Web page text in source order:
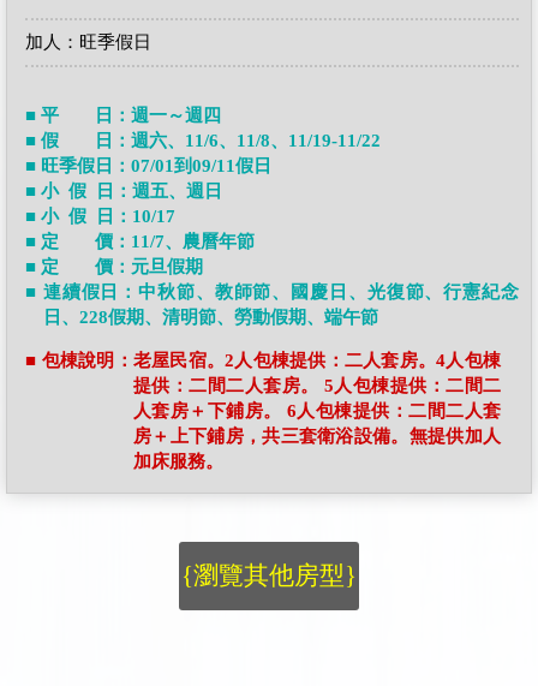
加人：旺季假日
■ 平 日：週一～週四
■ 假 日：週六、11/6、11/8、11/19-11/22
■ 旺季假日：07/01到09/11假日
■ 小 假 日：週五、週日
■ 小 假 日：10/17
■ 定 價：11/7、農曆年節
■ 定 價：元旦假期
■ 連續假日：中秋節、教師節、國慶日、光復節、行憲紀念
日、228假期、清明節、勞動假期、端午節
■ 包棟說明：老屋民宿。2人包棟提供：二人套房。4人包棟
提供：二間二人套房。 5人包棟提供：二間二
人套房＋下鋪房。 6人包棟提供：二間二人套
房＋上下鋪房，共三套衛浴設備。無提供加人
加床服務。
{瀏覽其他房型}